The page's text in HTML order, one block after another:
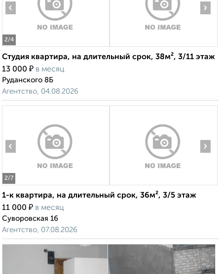
2/4
‹ ›
Студия квартира, на длительный срок, 38м², 3/11 этаж
13 000 ₽ в месяц
Руданского 8Б
Агентство, 04.08.2026
2/7
‹ ›
1-к квартира, на длительный срок, 36м², 3/5 этаж
11 000 ₽ в месяц
Суворовская 16
Агентство, 07.08.2026